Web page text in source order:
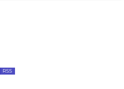
RSS